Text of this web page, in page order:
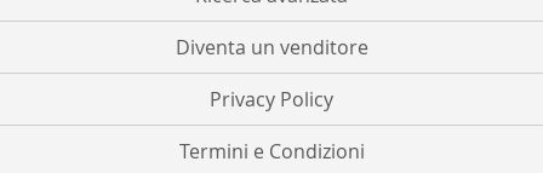
Diventa un venditore
Privacy Policy
Termini e Condizioni